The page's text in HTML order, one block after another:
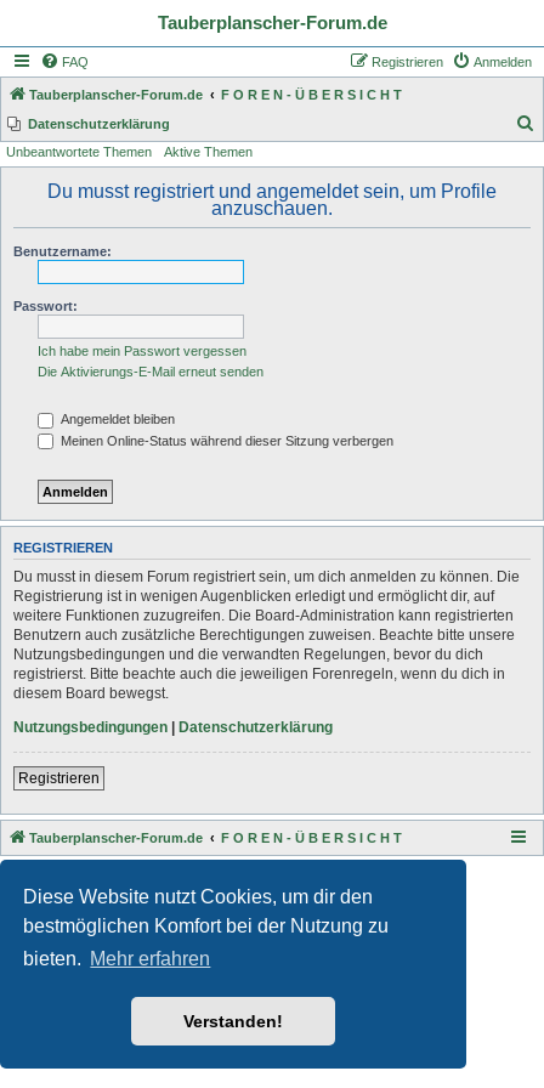
Diese Website nutzt Cookies, um dir den
bestmöglichen Komfort bei der Nutzung zu
bieten. Mehr erfahren
Verstanden!
Tauberplanscher-Forum.de
FAQ Anmelden
Registrieren
Tauberplanscher-Forum.de
F O R E N - Ü B E R S I C H T
Datenschutzerklärung
Unbeantwortete Themen Aktive Themen
Du musst registriert und angemeldet sein, um Profile
anzuschauen.
Benutzername:
Passwort:
Ich habe mein Passwort vergessen
Die Aktivierungs-E-Mail erneut senden
Angemeldet bleiben
Meinen Online-Status während dieser Sitzung verbergen
REGISTRIEREN
Du musst in diesem Forum registriert sein, um dich anmelden zu können. Die
Registrierung ist in wenigen Augenblicken erledigt und ermöglicht dir, auf
weitere Funktionen zuzugreifen. Die Board-Administration kann registrierten
Benutzern auch zusätzliche Berechtigungen zuweisen. Beachte bitte unsere
Nutzungsbedingungen und die verwandten Regelungen, bevor du dich
registrierst. Bitte beachte auch die jeweiligen Forenregeln, wenn du dich in
diesem Board bewegst.
Nutzungsbedingungen | Datenschutzerklärung
Registrieren
Tauberplanscher-Forum.de F O R E N - Ü B E R S I C H T
Powered byphpBB® Forum Software © phpBB Limited
Datenschutz|Nutzungsbedingungen